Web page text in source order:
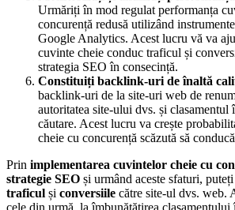
Urmăriți în mod regulat performanța
concurență redusă utilizând
Google Analytics. Acest lucru vă va
cuvinte cheie conduc traficul și
strategia SEO în consecință.
Constituiți backlink-uri de înaltă
backlink-uri de la site-uri web de
autoritatea site-ului dvs. și clasamentul
căutare. Acest lucru va crește
cheie cu concurență scăzută să
Prin implementarea cuvintelor cheie cu
strategie SEO și urmând aceste sfaturi,
traficul și conversiile către site-ul dvs. web.